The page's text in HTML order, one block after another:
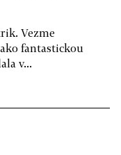
Vezme
fantastickou
v...